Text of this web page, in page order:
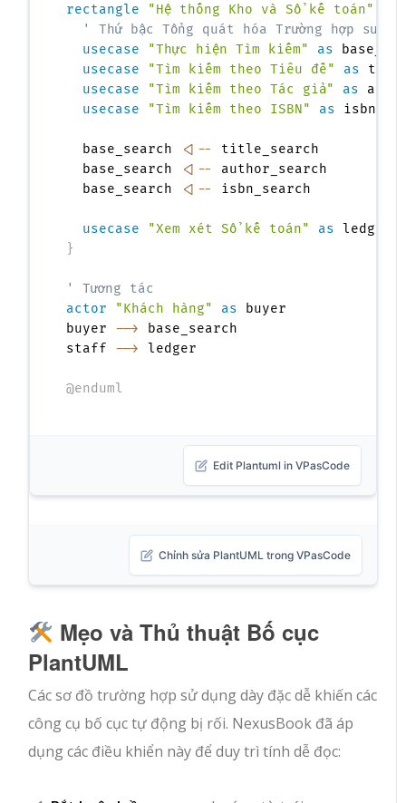
rectangle "Hệ thống Kho và Sổ kế toán"
' Thứ bậc Tổng quát hóa Trường hợp sử
usecase
"Thực hiện Tìm kiếm" as
usecase
"Tìm kiếm theo Tiêu đề" as
usecase
"Tìm kiếm theo Tác giả" as
usecase
"Tìm kiếm theo ISBN" as
  base_search
<|--
title_search
  base_search
<|--
author_search
  base_search
<|-- isbn_search
usecase "Xem xét Sổ kế toán" as
}
' Tương tác
actor
"Khách hàng" as buyer
buyer -->
base_search
staff --> ledger
@enduml
Edit Plantuml in VPasCode
Chỉnh sửa PlantUML trong VPasCode
Mẹo và Thủ thuật Bố cục
PlantUML
Các sơ đồ trường hợp sử dụng dày đặc dễ khiến các
công cụ bố cục tự động bị rối. NexusBook đã áp
dụng các điều khiển này để duy trì tính dễ đọc: